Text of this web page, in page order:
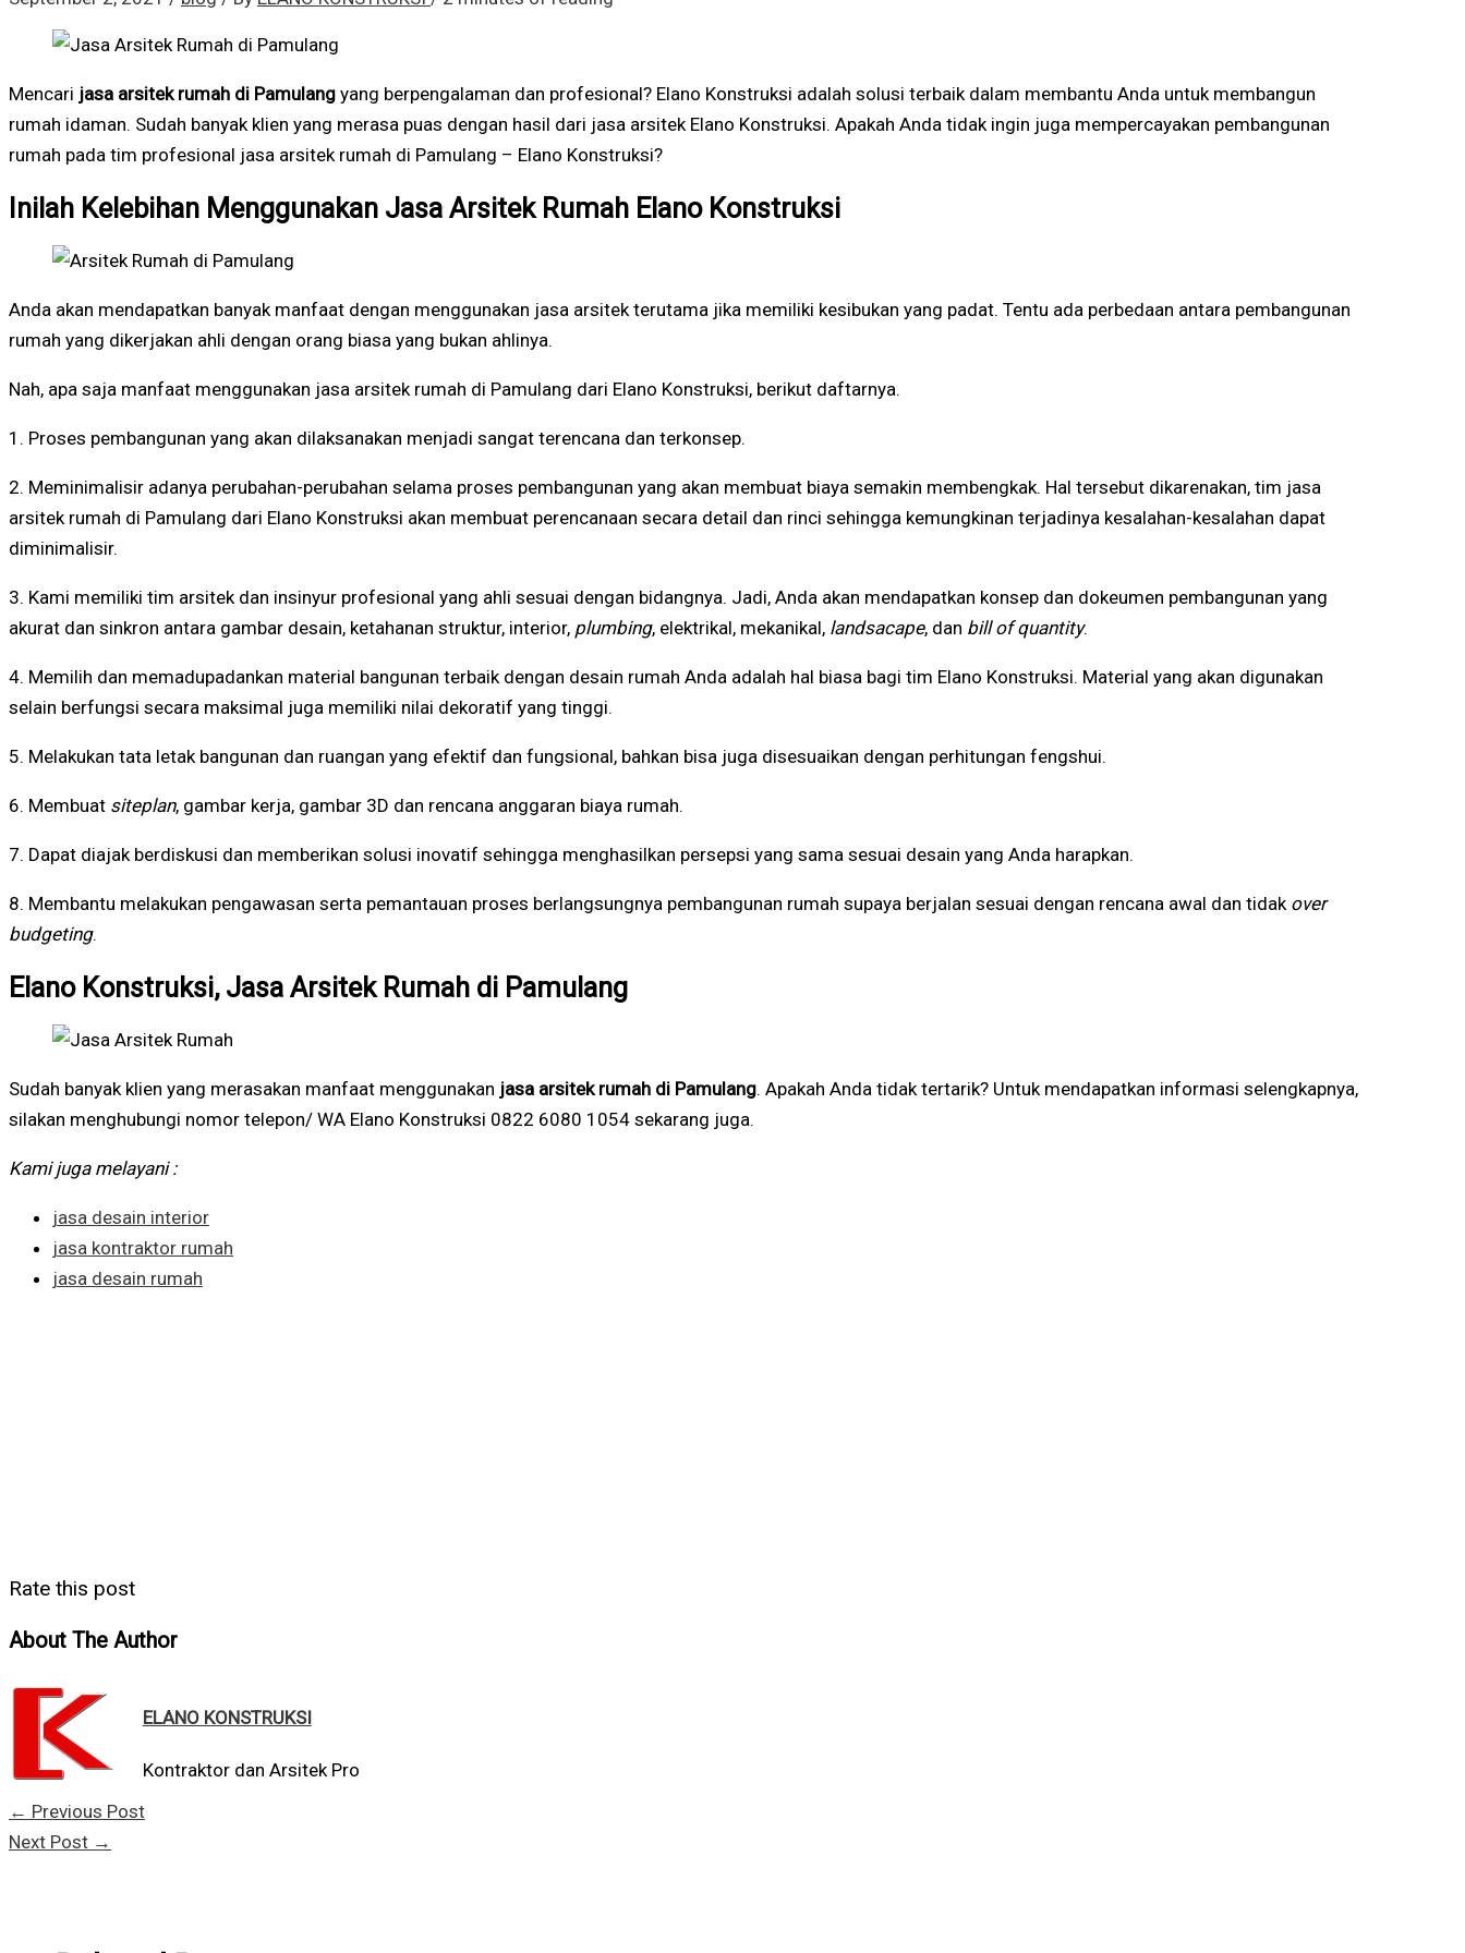
Mencari jasa arsitek rumah di Pamulang yang berpengalaman dan profesional? Elano Konstruksi adalah solusi terbaik dalam membantu Anda untuk membangun
rumah idaman. Sudah banyak klien yang merasa puas dengan hasil dari jasa arsitek Elano Konstruksi. Apakah Anda tidak ingin juga mempercayakan pembangunan
rumah pada tim profesional jasa arsitek rumah di Pamulang – Elano Konstruksi?
Inilah Kelebihan Menggunakan Jasa Arsitek Rumah Elano Konstruksi
Anda akan mendapatkan banyak manfaat dengan menggunakan jasa arsitek terutama jika memiliki kesibukan yang padat. Tentu ada perbedaan antara pembangunan
rumah yang dikerjakan ahli dengan orang biasa yang bukan ahlinya.
Nah, apa saja manfaat menggunakan jasa arsitek rumah di Pamulang dari Elano Konstruksi, berikut daftarnya.
1. Proses pembangunan yang akan dilaksanakan menjadi sangat terencana dan terkonsep.
2. Meminimalisir adanya perubahan-perubahan selama proses pembangunan yang akan membuat biaya semakin membengkak. Hal tersebut dikarenakan, tim jasa
arsitek rumah di Pamulang dari Elano Konstruksi akan membuat perencanaan secara detail dan rinci sehingga kemungkinan terjadinya kesalahan-kesalahan dapat
diminimalisir.
3. Kami memiliki tim arsitek dan insinyur profesional yang ahli sesuai dengan bidangnya. Jadi, Anda akan mendapatkan konsep dan dokeumen pembangunan yang
akurat dan sinkron antara gambar desain, ketahanan struktur, interior, plumbing, elektrikal, mekanikal, landsacape, dan bill of quantity.
4. Memilih dan memadupadankan material bangunan terbaik dengan desain rumah Anda adalah hal biasa bagi tim Elano Konstruksi. Material yang akan digunakan
selain berfungsi secara maksimal juga memiliki nilai dekoratif yang tinggi.
5. Melakukan tata letak bangunan dan ruangan yang efektif dan fungsional, bahkan bisa juga disesuaikan dengan perhitungan fengshui.
6. Membuat siteplan, gambar kerja, gambar 3D dan rencana anggaran biaya rumah.
7. Dapat diajak berdiskusi dan memberikan solusi inovatif sehingga menghasilkan persepsi yang sama sesuai desain yang Anda harapkan.
8. Membantu melakukan pengawasan serta pemantauan proses berlangsungnya pembangunan rumah supaya berjalan sesuai dengan rencana awal dan tidak over
budgeting.
Elano Konstruksi, Jasa Arsitek Rumah di Pamulang
Sudah banyak klien yang merasakan manfaat menggunakan jasa arsitek rumah di Pamulang. Apakah Anda tidak tertarik? Untuk mendapatkan informasi selengkapnya,
silakan menghubungi nomor telepon/ WA Elano Konstruksi 0822 6080 1054 sekarang juga.
Kami juga melayani :
jasa desain interior
jasa kontraktor rumah
jasa desain rumah
Rate this post
About The Author
ELANO KONSTRUKSI
Kontraktor dan Arsitek Pro
← Previous Post
Next Post →